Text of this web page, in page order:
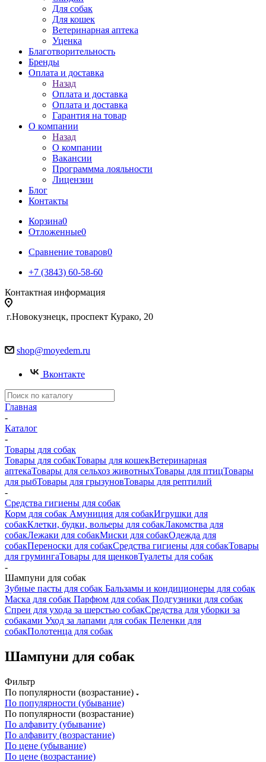
Для собак
Для кошек
Ветеринарная аптека
Уценка
Благотворительность
Бренды
Оплата и доставка
Назад
Оплата и доставка
Оплата и доставка
Гарантия на товар
О компании
Назад
О компании
Вакансии
Программма лояльности
Лицензии
Блог
Контакты
Корзина0
Отложенные0
Сравнение товаров0
+7 (3843) 60-58-60
Контактная информация
г.Новокузнецк, проспект Курако, 20
shop@moyedem.ru
Вконтакте
Главная
-
Каталог
-
Товары для собак
Товары для собакТовары для кошекВетеринарная
аптекаТовары для сельхоз животныхТовары для птицТовары
для рыбТовары для грызуновТовары для рептилий
-
Средства гигиены для собак
Корм для собак Амуниция для собакИгрушки для
собакКлетки, будки, вольеры для собакЛакомства для
собакЛежаки для собакМиски для собакОдежда для
собакПереноски для собакСредства гигиены для собакТовары
для грумингаТовары для щенковТуалеты для собак
-
Шампуни для собак
Зубные пасты для собак Бальзамы и кондиционеры для собак
Маска для собак Парфюм для собак Подгузники для собак
Спреи для ухода за шерстью собакСредства для уборки за
собаками Уход за лапами для собак Пеленки для
собакПолотенца для собак
Шампуни для собак
Фильтр
По популярности (возрастание)
По популярности (убывание)
По популярности (возрастание)
По алфавиту (убывание)
По алфавиту (возрастание)
По цене (убывание)
По цене (возрастание)